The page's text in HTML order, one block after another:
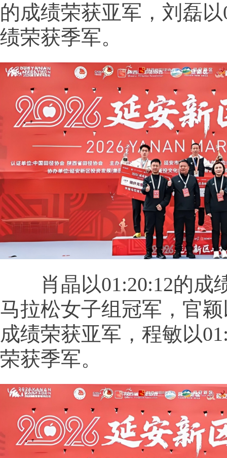
的成绩荣获亚军，刘磊以
绩荣获季军。
肖晶以01:20:12的成
马拉松女子组冠军，官颖
成绩荣获亚军，程敏以
荣获季军。